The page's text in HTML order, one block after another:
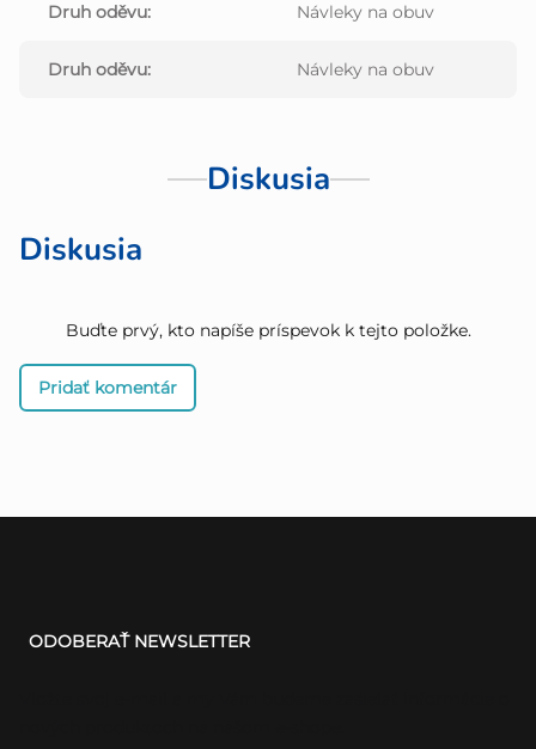
Druh oděvu: Návleky na obuv
Druh oděvu: Návleky na obuv
Diskusia
Diskusia
Buďte prvý, kto napíše príspevok k tejto položke.
Pridať komentár
ODOBERAŤ NEWSLETTER